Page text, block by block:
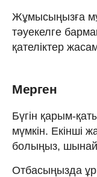
Жұмысыңызға
тәуекелге
қателіктер
Мерген
Бүгін қарым-
мүмкін. Екінші
болыңыз, шынайы
Отбасыңызда